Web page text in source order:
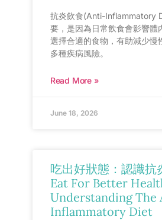
抗炎飲食(Anti-Inflammatory
要，是因為日常飲食會影響體
選擇合適的食物，有助減少慢
多種疾病風險。
Read More »
June 18, 2026
吃出好狀態：認識抗
Eat For Better
Understanding The
Inflammatory Diet